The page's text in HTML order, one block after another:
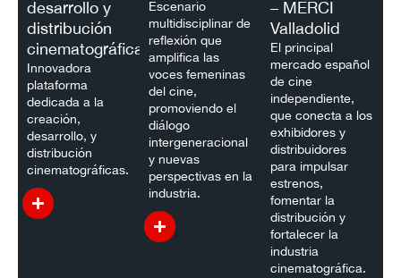
desarrollo y
distribución
cinematográficas
Innovadora
plataforma
dedicada a la
creación,
desarrollo, y
distribución
cinematográficas.
Escenario
multidisciplinar de
reflexión que
amplifica las
voces femeninas
del cine,
promoviendo el
diálogo
intergeneracional
y nuevas
perspectivas en la
industria.
– MERCI
Valladolid
El principal
mercado español
de cine
independiente,
que conecta a los
exhibidores y
distribuidores
para impulsar
estrenos,
fomentar la
distribución y
fortalecer la
industria
cinematográfica.